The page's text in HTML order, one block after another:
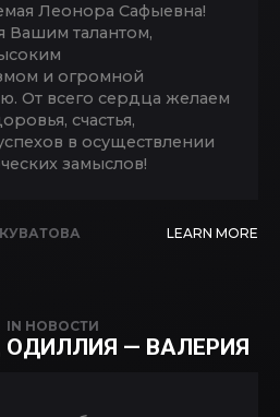
Леонора Сафыевна!
талантом,
и огромной
От всего сердца желаем
счастья,
в осуществлении
замыслов!
LEARN MORE
IN НОВОСТИ
ОДИЛЛИЯ — ВАЛЕРИЯ